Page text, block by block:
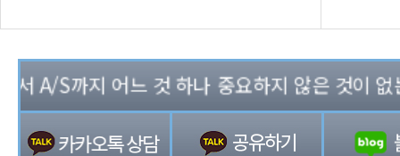
A/S까지 어느 것 하나 중요하지 않은 것이